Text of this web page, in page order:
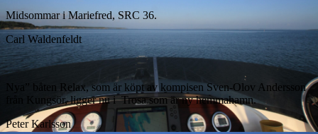
Midsommar i Mariefred, SRC 36.
Carl Waldenfeldt
Nya” båten Relax, som är köpt av kompisen Sven-Olov Andersson
från Kungsör, ligger nu i Trosa som är ny hemmahamn.
Peter Karlsson